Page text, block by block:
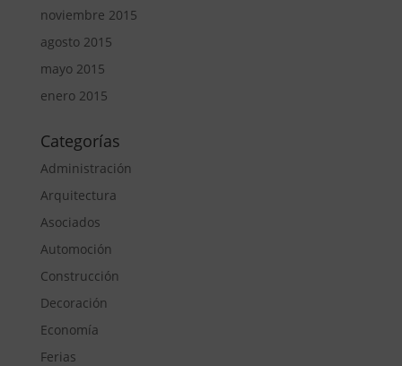
noviembre 2015
agosto 2015
mayo 2015
enero 2015
Categorías
Administración
Arquitectura
Asociados
Automoción
Construcción
Decoración
Economía
Ferias